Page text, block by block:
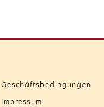
Geschäftsbedingungen
Impressum